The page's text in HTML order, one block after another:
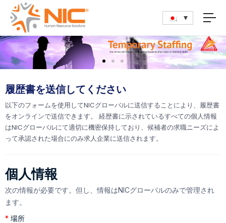
履歴書を送信してください
以下のフォームを使用してNICグローバルに送信することにより、履歴書
をオンラインで送信できます。 経歴書に示されているすべての個人情報
はNICグローバルにて適切に機密保持しており、候補者の求職ニーズによ
って承認された場合にのみ求人企業に送信されます。
個人情報
次の情報が必要です。但し、情報はNICグローバルのみで管理され
ます。
* 場所